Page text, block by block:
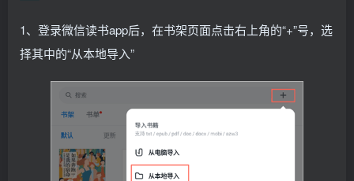
1、登录微信读书app后，在书架页面点击右上角的“+”号，选
择其中的“从本地导入”